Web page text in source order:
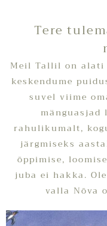
Tere
Meil Tallil on alati
keskendume
suvel viime
mänguasjad
rahulikumalt,
järgmiseks
õppimise,
juba ei hakka.
valla Nõva